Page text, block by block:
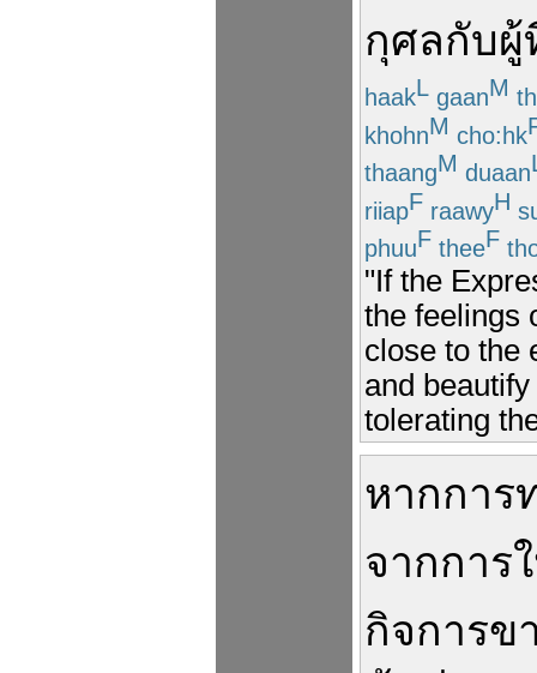
กุศลกับผู้
haakL gaanM
khohnM cho:hk
thaangM duaan
riiapF raawyH
phuuF theeF
"If the
the feelings
close to the
and
tolerating
หากการ
จากการ
กิจการข